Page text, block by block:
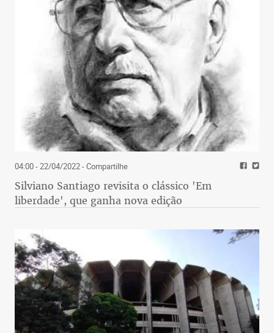
04:00 - 22/04/2022- Compartilhe
Silviano Santiago revisita o clássico 'Em
liberdade', que ganha nova edição